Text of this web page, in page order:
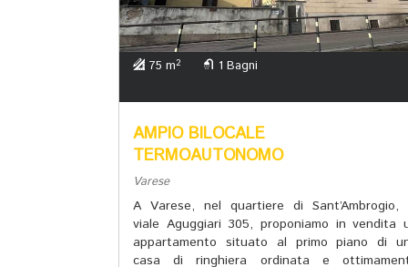
75 m2 1 Bagni
AMPIO BILOCALE
TERMOAUTONOMO
Varese
A Varese, nel quartiere di Sant’Ambrogio,
viale Aguggiari 305, proponiamo in vendita
appartamento situato al primo piano di
casa di ringhiera ordinata e